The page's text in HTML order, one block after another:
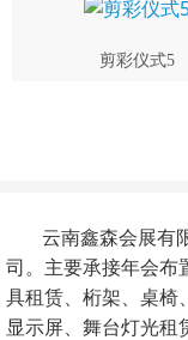
剪彩仪式5
云南鑫森会展有
司。主要承接年会布
具租赁、桁架、桌椅
显示屏、舞台灯光租